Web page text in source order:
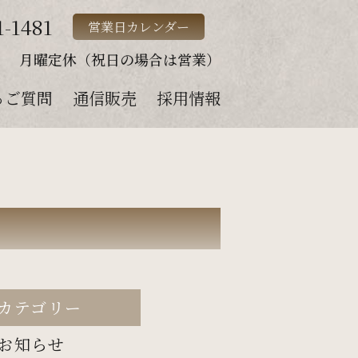
1481 営業日カレンダー
月曜定休（祝日の場合は営業）
ご質問 通信販売 採用情報
カテゴリー
知らせ